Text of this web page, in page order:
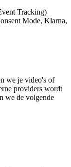
Tracking)
Mode, Klarna,
we je video's of
providers wordt
we de volgende